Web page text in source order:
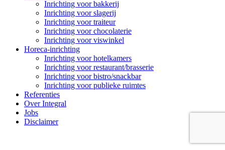
Inrichting voor bakkerij
Inrichting voor slagerij
Inrichting voor traiteur
Inrichting voor chocolaterie
Inrichting voor viswinkel
Horeca-inrichting
Inrichting voor hotelkamers
Inrichting voor restaurant/brasserie
Inrichting voor bistro/snackbar
Inrichting voor publieke ruimtes
Referenties
Over Integral
Jobs
Disclaimer